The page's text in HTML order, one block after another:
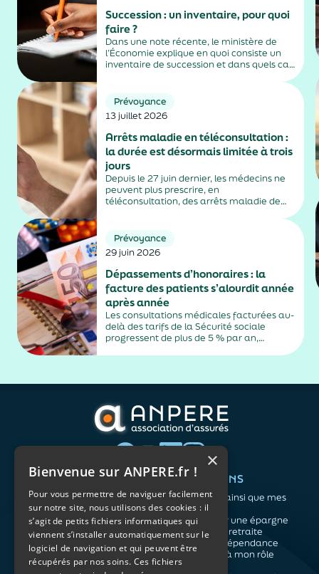
Succession : un inventaire, pour quoi
faire ?
Dans une note récente, le ministère de
l’Économie explique en quoi consiste un
inventaire de succession et dans quels cas
Prévoyance
13 juillet 2026
Arrêts maladie en téléconsultation :
la durée est désormais limitée à trois
jours
Depuis le 27 juin dernier, les médecins ne
peuvent plus prescrire, en
téléconsultation, des arrêts maladie de
sociales et fiscales, s'inscrit dans un
durcissement plus...
Prévoyance
29 juin 2026
Dépassements d’honoraires : la
facture des patients s’alourdit année
après année
Les consultations médicales facturées au-
delà des tarifs de la Sécurité sociale
progressent de plus de 5 % par an,
alimentés par la montée en puissance des
QUI SOMMES-NOUS ?
L'association
Notre organisation
L’équipe
Les atouts du contrat
associatif
VOS BESOINS
Me protéger ainsi que mes
proches
Me constituer une épargne
Préparer ma retraite
Anticiper la dépendance
Me préparer à mon rôle
d'aidant
×
Bienvenue sur ANPERE.fr !
Pour vous permettre de naviguer facilement
sur notre site, nous utilisons des cookies : il
s’agit de petits fichiers informatiques qui
viennent s’installer automatiquement sur le
logiciel de navigation et qui peuvent être
récupérés par nos soins. Ces fichiers